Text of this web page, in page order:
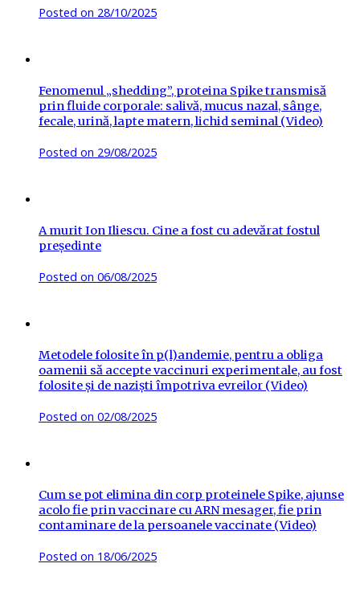
Posted on 28/10/2025
Fenomenul „shedding”, proteina Spike transmisă
prin fluide corporale: salivă, mucus nazal, sânge,
fecale, urină, lapte matern, lichid seminal (Video)
Posted on 29/08/2025
A murit Ion Iliescu. Cine a fost cu adevărat fostul
președinte
Posted on 06/08/2025
Metodele folosite în p(l)andemie, pentru a obliga
oamenii să accepte vaccinuri experimentale, au fost
folosite și de naziști împotriva evreilor (Video)
Posted on 02/08/2025
Cum se pot elimina din corp proteinele Spike, ajunse
acolo fie prin vaccinare cu ARN mesager, fie prin
contaminare de la persoanele vaccinate (Video)
Posted on 18/06/2025